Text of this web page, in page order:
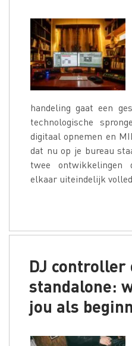
handeling gaat een
technologische
digitaal opnemen en
dat nu op je bureau
twee ontwikkelingen
elkaar uiteindelijk
DJ controller
standalone:
jou als